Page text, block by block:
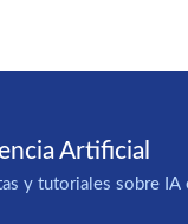
Artificial
y tutoriales sobre